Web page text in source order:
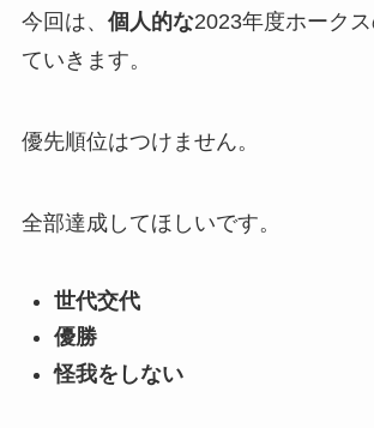
今回は、 個人的な2023年度ホーク
ていきます。
優先順位はつけません。
全部達成してほしいです。
世代交代
優勝
怪我をしない